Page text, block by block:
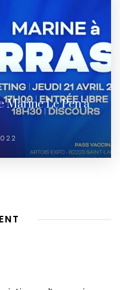
Marine Le Pen à